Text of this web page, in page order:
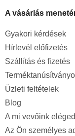
A vásárlás
Gyakori kérdések
Hírlevél előfizetés
Szállítás és fizetés
Üzleti feltételek
Blog
A mi vevőink
Az Ön személyes